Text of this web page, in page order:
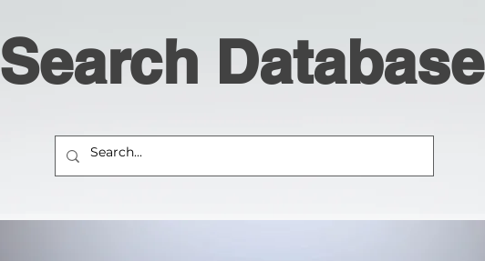
Search Database